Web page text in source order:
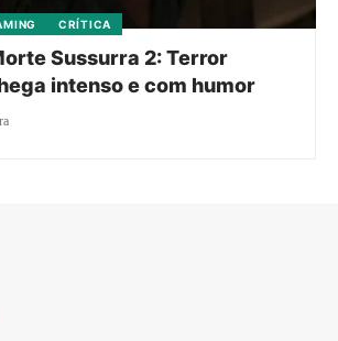
CRÍTICA
Sussurra 2: Terror
intenso e com humor